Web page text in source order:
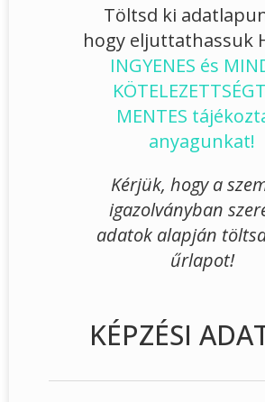
Töltsd ki
hogy eljuttathassuk
INGYENES és
MENTES
anyagunkat!
Kérjük, hogy a
igazolványban
adatok alapján
űrlapot!
KÉPZÉSI